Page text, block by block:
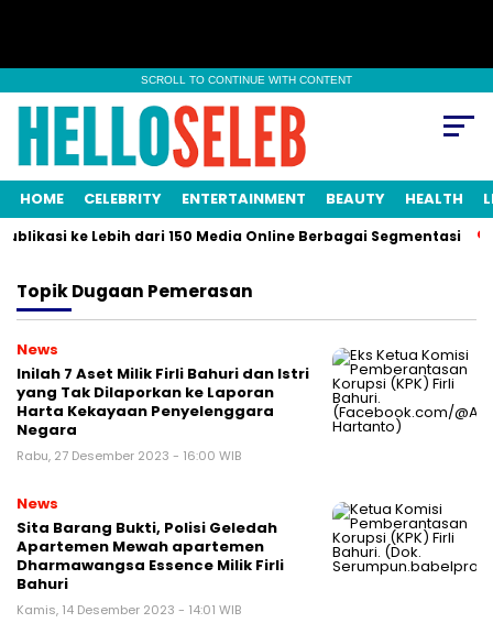
SCROLL TO CONTINUE WITH CONTENT
HOME CELEBRITY ENTERTAINMENT BEAUTY HEALTH
ke Lebih dari 150 Media Online Berbagai Segmentasi
TopikDugaan Pemerasan
News
Inilah 7 Aset Milik Firli Bahuri dan Istri
yang Tak Dilaporkan ke Laporan
Harta Kekayaan Penyelenggara
Negara
Rabu, 27 Desember 2023 - 16:00 WIB
News
Sita Barang Bukti, Polisi Geledah
Apartemen Mewah apartemen
Dharmawangsa Essence Milik Firli
Bahuri
Kamis, 14 Desember 2023 - 14:01 WIB